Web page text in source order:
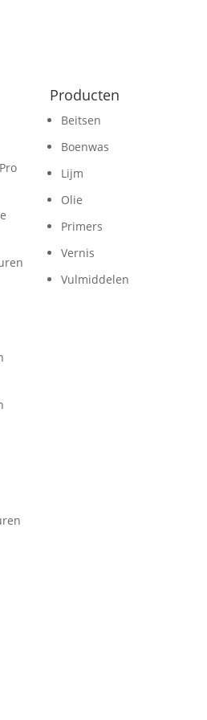
Producten
Beitsen
Boenwas
Lijm
Olie
Primers
Vernis
Vulmiddelen